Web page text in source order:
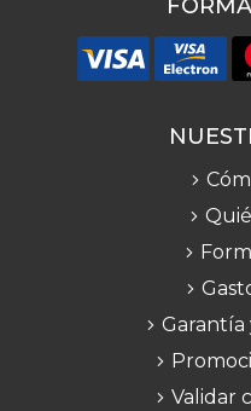
Garantía
Validar